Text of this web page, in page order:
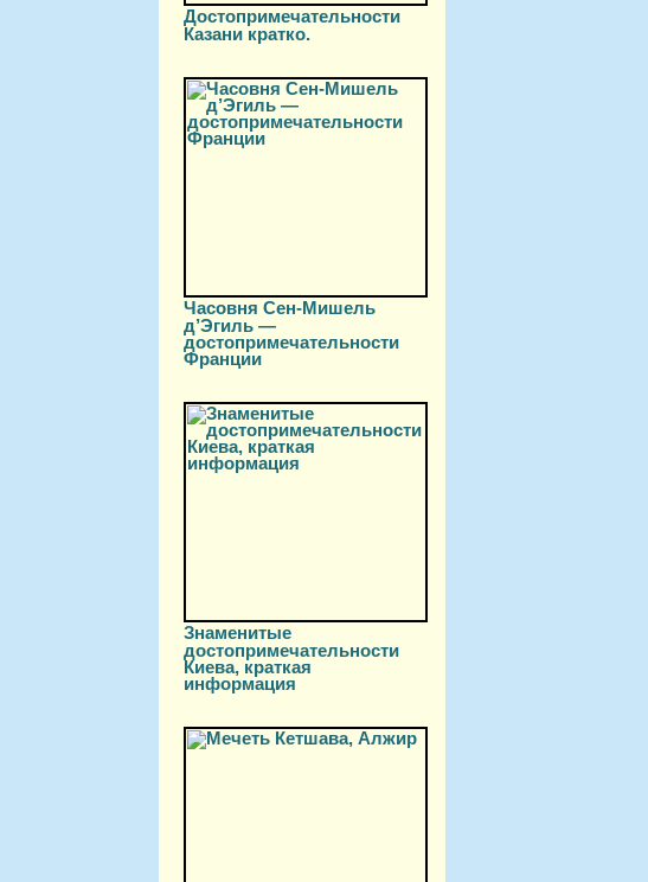
Достопримечательности
Казани кратко.
Часовня Сен-Мишель
д’Эгиль —
достопримечательности
Франции
Знаменитые
достопримечательности
Киева, краткая
информация